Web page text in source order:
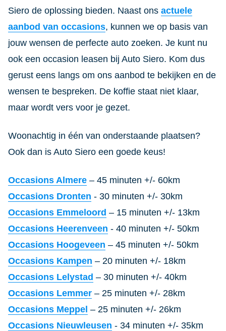
Siero de oplossing bieden. Naast ons actuele
aanbod van occasions, kunnen we op basis van
jouw wensen de perfecte auto zoeken. Je kunt nu
ook een occasion leasen bij Auto Siero. Kom dus
gerust eens langs om ons aanbod te bekijken en de
wensen te bespreken. De koffie staat niet klaar,
maar wordt vers voor je gezet.
Woonachtig in één van onderstaande plaatsen?
Ook dan is Auto Siero een goede keus!
Occasions Almere – 45 minuten +/- 60km
Occasions Dronten - 30 minuten +/- 30km
Occasions Emmeloord – 15 minuten +/- 13km
Occasions Heerenveen - 40 minuten +/- 50km
Occasions Hoogeveen – 45 minuten +/- 50km
Occasions Kampen – 20 minuten +/- 18km
Occasions Lelystad – 30 minuten +/- 40km
Occasions Lemmer – 25 minuten +/- 28km
Occasions Meppel – 25 minuten +/- 26km
Occasions Nieuwleusen - 34 minuten +/- 35km